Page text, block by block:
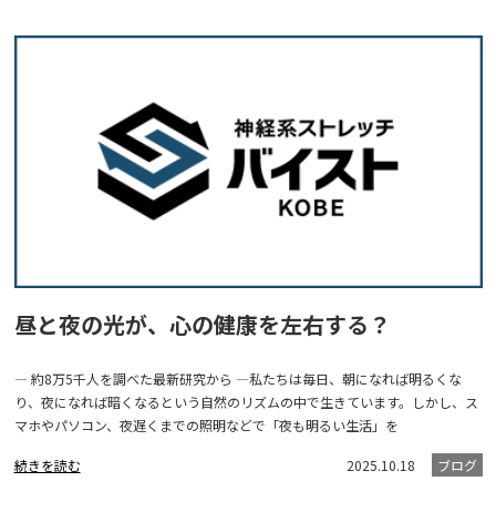
昼と夜の光が、心の健康を左右する？
― 約8万5千人を調べた最新研究から ―私たちは毎日、朝になれば明るくな
り、夜になれば暗くなるという自然のリズムの中で生きています。しかし、ス
マホやパソコン、夜遅くまでの照明などで「夜も明るい生活」を
続きを読む 2025.10.18 ブログ